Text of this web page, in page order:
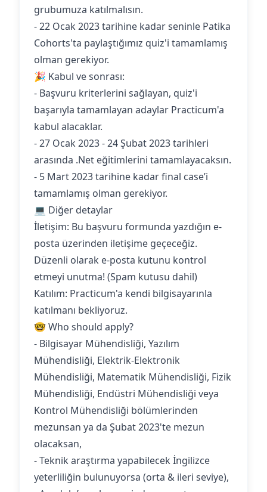
grubumuza katılmalısın.
- 22 Ocak 2023 tarihine kadar seninle Patika
Cohorts'ta paylaştığımız quiz'i tamamlamış
olman gerekiyor.
🎉 Kabul ve sonrası:
- Başvuru kriterlerini sağlayan, quiz'i
başarıyla tamamlayan adaylar Practicum'a
kabul alacaklar.
- 27 Ocak 2023 - 24 Şubat 2023 tarihleri
arasında .Net eğitimlerini tamamlayacaksın.
- 5 Mart 2023 tarihine kadar final case’i
tamamlamış olman gerekiyor.
💻 Diğer detaylar
İletişim: Bu başvuru formunda yazdığın e-
posta üzerinden iletişime geçeceğiz.
Düzenli olarak e-posta kutunu kontrol
etmeyi unutma! (Spam kutusu dahil)
Katılım: Practicum'a kendi bilgisayarınla
katılmanı bekliyoruz.
🤓 Who should apply?
- Bilgisayar Mühendisliği, Yazılım
Mühendisliği, Elektrik-Elektronik
Mühendisliği, Matematik Mühendisliği, Fizik
Mühendisliği, Endüstri Mühendisliği veya
Kontrol Mühendisliği bölümlerinden
mezunsan ya da Şubat 2023'te mezun
olacaksan,
- Teknik araştırma yapabilecek İngilizce
yeterliliğin bulunuyorsa (orta & ileri seviye),